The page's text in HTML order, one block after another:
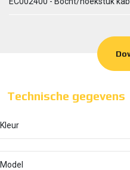
Technische gegevens
Kleur
Model